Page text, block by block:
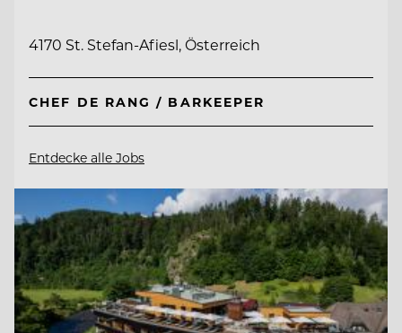
4170 St. Stefan-Afiesl, Österreich
CHEF DE RANG / BARKEEPER
Entdecke alle Jobs